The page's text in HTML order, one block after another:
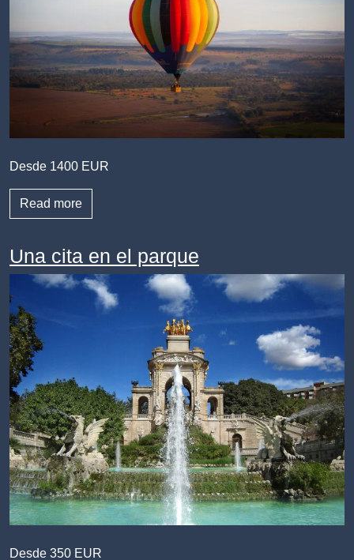
Desde 1400 EUR
Read more
Una cita en el parque
Desde 350 EUR